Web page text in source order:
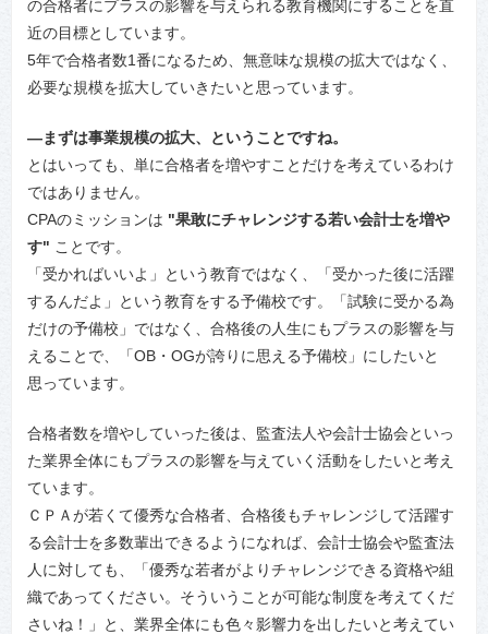
の合格者にプラスの影響を与えられる教育機関にすることを直
近の目標としています。
5年で合格者数1番になるため、無意味な規模の拡大ではなく、
必要な規模を拡大していきたいと思っています。
―まずは事業規模の拡大、ということですね。
とはいっても、単に合格者を増やすことだけを考えているわけ
ではありません。
CPAのミッションは "果敢にチャレンジする若い会計士を増や
す" ことです。
「受かればいいよ」という教育ではなく、「受かった後に活躍
するんだよ」という教育をする予備校です。「試験に受かる為
だけの予備校」ではなく、合格後の人生にもプラスの影響を与
えることで、「OB・OGが誇りに思える予備校」にしたいと
思っています。
合格者数を増やしていった後は、監査法人や会計士協会といっ
た業界全体にもプラスの影響を与えていく活動をしたいと考え
ています。
ＣＰＡが若くて優秀な合格者、合格後もチャレンジして活躍す
る会計士を多数輩出できるようになれば、会計士協会や監査法
人に対しても、「優秀な若者がよりチャレンジできる資格や組
織であってください。そういうことが可能な制度を考えてくだ
さいね！」と、業界全体にも色々影響力を出したいと考えてい